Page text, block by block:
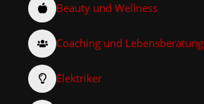
Beauty und Wellness
Coaching und Lebensberatung
Elektriker